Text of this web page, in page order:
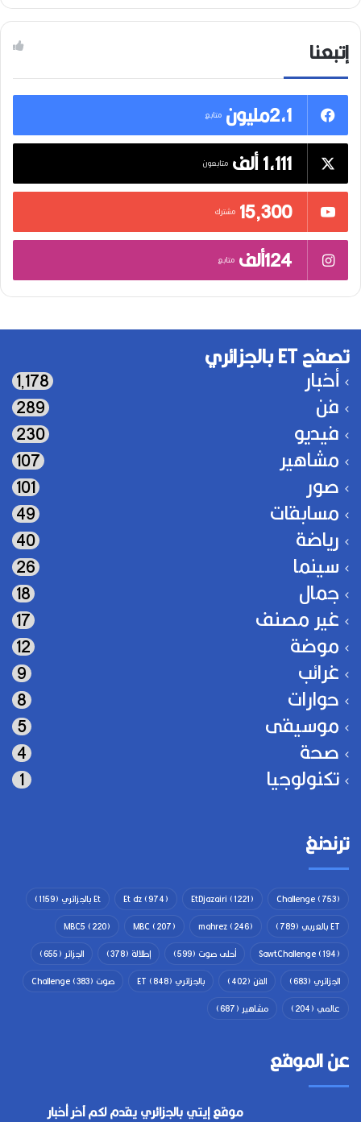
إتبعنا
2,1مليون
متابع
1,111 ألف متابعون
15٬300 مشترك
124ألف متابع
تصفح ET بالجزائري
أخبار 1٬178
فن 289
فيديو 230
مشاهير 107
صور 101
مسابقات 49
رياضة 40
سينما 26
جمال 18
غير مصنف 17
موضة 12
غرائب 9
حوارات 8
موسيقى 5
صحة 4
تكنولوجيا 1
ترندنغ
Challenge(753)
EtDjazairi (1221)
Et dz(974) Et بالجزائري
(1159)
ET بالعربي
(789)
mahrez(246)
MBC(207)
MBC5 (220)
SawtChallenge(194) أحلى صوت (599) إطلالة (378) الجزائر (655)
الجزائري (683) الفن (402) بالجزائري ET (848) صوت Challenge (383)
عالمي (204) مشاهير (687)
عن الموقع
موقع إيتي بالجزائري يقدم لكم آخر أخبار